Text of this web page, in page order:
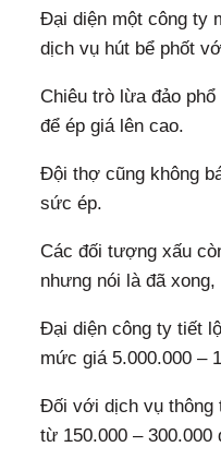
Đại diện một công ty
dịch vụ hút bể phốt
Chiêu trò lừa đảo phổ
để ép giá lên cao.
Đội thợ cũng không
sức ép.
Các đối tượng xấu
nhưng nói là đã
Đại diện công ty tiết
mức giá 5.000.000 –
Đối với dịch vụ thông
từ 150.000 – 300.000